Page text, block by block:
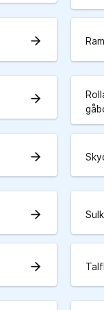
arrow_forward
arrow_forward
arrow_forward
arrow_forward
arrow_forward